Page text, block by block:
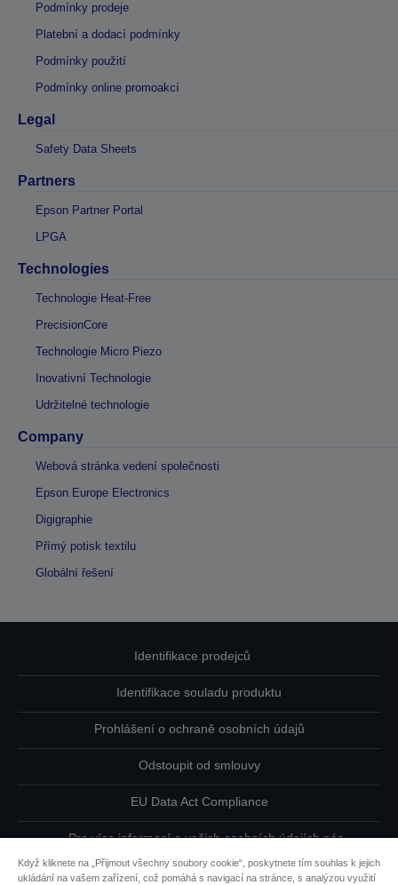
Podmínky prodeje
Platební a dodací podmínky
Podmínky použití
Podmínky online promoakcí
Legal
Safety Data Sheets
Partners
Epson Partner Portal
LPGA
Technologies
Technologie Heat-Free
PrecisionCore
Technologie Micro Piezo
Inovativní Technologie
Udržitelné technologie
Company
Webová stránka vedení společnosti
Epson Europe Electronics
Digigraphie
Přímý potisk textilu
Globální řešení
Identifikace prodejců
Identifikace souladu produktu
Prohlášení o ochraně osobních údajů
Odstoupit od smlouvy
EU Data Act Compliance
Pro více informací o vašich osobních údajích nás
Když kliknete na „Přijmout všechny soubory cookie“, poskytnete tím souhlas k jejich
ukládání na vašem zařízení, což pomáhá s navigací na stránce, s analýzou využití